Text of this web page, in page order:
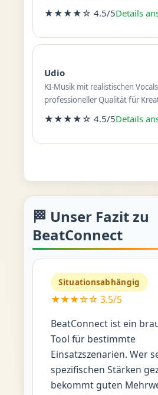
★★★★☆ 4.5/5Details
Udio
KI-Musik mit realistischen
professioneller Qualität für
★★★★☆ 4.5/5Details
🏁 Unser Fazit zu
BeatConnect
Situationsabhängig
★★★☆☆ 3.5/5
BeatConnect ist ein
Tool für bestimmte
Einsatzszenarien. Wer
spezifischen Stärken
bekommt guten